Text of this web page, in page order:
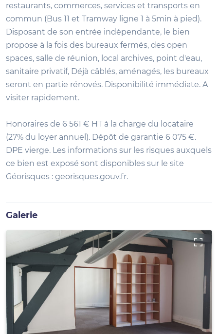
restaurants, commerces, services et transports en
commun (Bus 11 et Tramway ligne 1 à 5min à pied).
Disposant de son entrée indépendante, le bien
propose à la fois des bureaux fermés, des open
spaces, salle de réunion, local archives, point d'eau,
sanitaire privatif, Déjà câblés, aménagés, les bureaux
seront en partie rénovés. Disponibilité immédiate. A
visiter rapidement.
Honoraires de 6 561 € HT à la charge du locataire
(27% du loyer annuel). Dépôt de garantie 6 075 €.
DPE vierge. Les informations sur les risques auxquels
ce bien est exposé sont disponibles sur le site
Géorisques : georisques.gouv.fr.
Galerie